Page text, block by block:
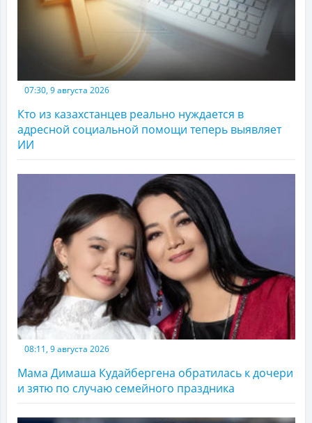
07:30, 9 августа 2026
Кто из казахстанцев реально нуждается в
адресной социальной помощи теперь выявляет
ИИ
08:11, 9 августа 2026
Мама Димаша Кудайбергена обратилась к дочери
и зятю по случаю семейного праздника